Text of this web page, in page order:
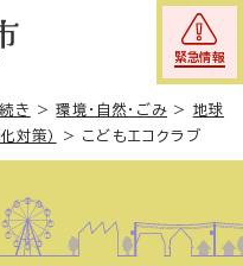
緊急情報
き >環境・自然・ごみ > 地球
対策）
> こどもエコクラブ